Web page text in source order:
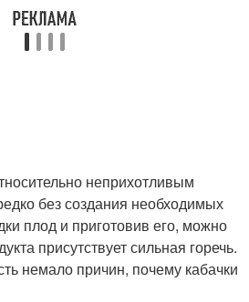
неприхотливым
без создания необходимых
плод и приготовив его, можно
присутствует сильная горечь.
немало причин, почему кабачки